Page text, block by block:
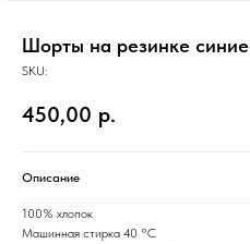
Шорты на резинке синие
SKU:
450,00 р.
Описание
100% хлопок
Машинная стирка 40 °C